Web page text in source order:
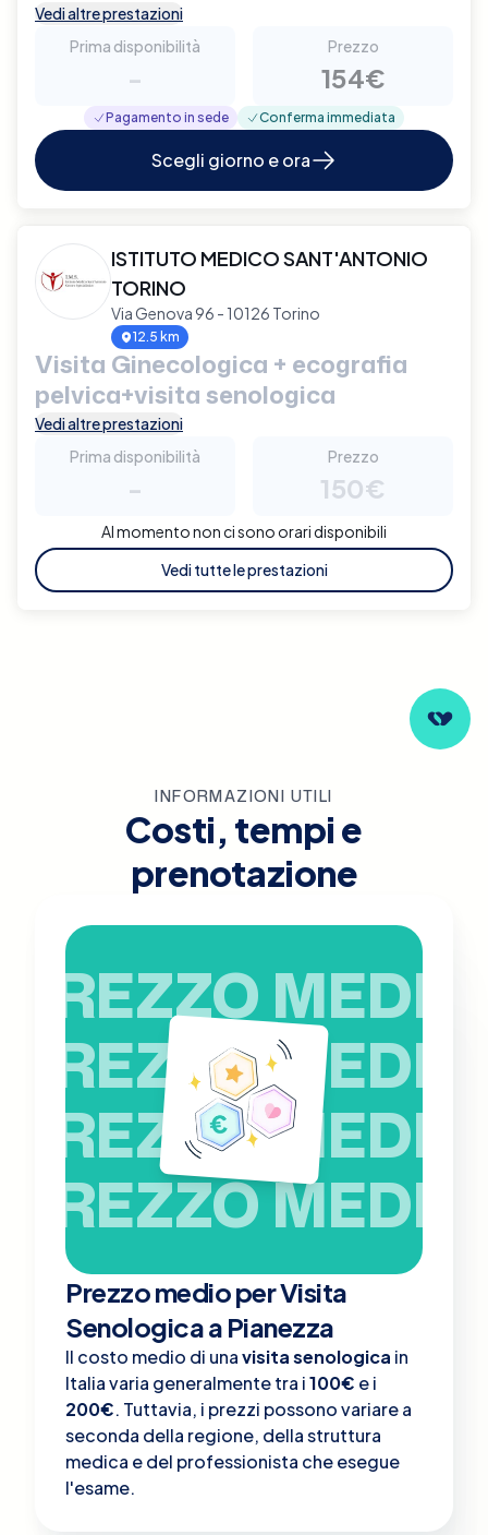
Vedi altre prestazioni
Prima disponibilità
-
Prezzo
154€
Pagamento in sede Conferma immediata
Scegli giorno e ora
ISTITUTO MEDICO SANT'ANTONIO
TORINO
Via Genova 96 - 10126 Torino
12.5 km
Visita Ginecologica + ecografia
pelvica+visita senologica
Vedi altre prestazioni
Prima disponibilità
-
Prezzo
150€
Al momento non ci sono orari disponibili
Vedi tutte le prestazioni
INFORMAZIONI UTILI
Costi, tempi e
prenotazione
PREZZO MEDIO
PREZZO MEDIO
PREZZO MEDIO
PREZZO MEDIO
Prezzo medio per Visita
Senologica a Pianezza
Il costo medio di unavisita senologica in
Italia varia generalmente tra i100€ e i
200€. Tuttavia, i prezzi possono variare a
seconda della regione, della struttura
medica e del professionista che esegue
l'esame.